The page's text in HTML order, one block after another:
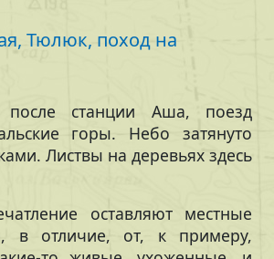
Тюлюк, поход на
станции Аша, поезд
горы. Небо затянуто
Листвы на деревьях здесь
оставляют местные
в отличие, от, к примеру,